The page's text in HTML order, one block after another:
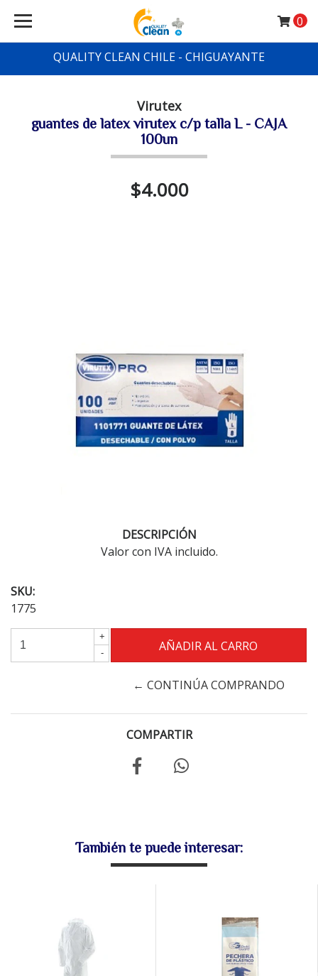
QUALITY CLEAN CHILE - CHIGUAYANTE
0
Virutex
guantes de latex virutex c/p talla L - CAJA
100un
$4.000
DESCRIPCIÓN
Valor con IVA incluido.
SKU:
1775
+
-
← CONTINÚA COMPRANDO
COMPARTIR
También te puede interesar: